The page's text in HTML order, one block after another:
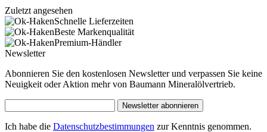
Zuletzt angesehen
Schnelle Lieferzeiten
Beste Markenqualität
Premium-Händler
Newsletter
Abonnieren Sie den kostenlosen Newsletter und verpassen Sie keine
Neuigkeit oder Aktion mehr von Baumann Mineralölvertrieb.
Newsletter abonnieren
Ich habe die Datenschutzbestimmungen zur Kenntnis genommen.